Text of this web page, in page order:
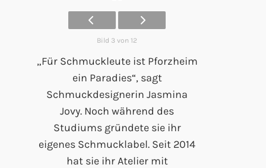
Bild 3 von 12
„Für Schmuckleute ist Pforzheim
ein Paradies“, sagt
Schmuckdesignerin Jasmina
Jovy. Noch während des
Studiums gründete sie ihr
eigenes Schmucklabel. Seit 2014
hat sie ihr Atelier mit